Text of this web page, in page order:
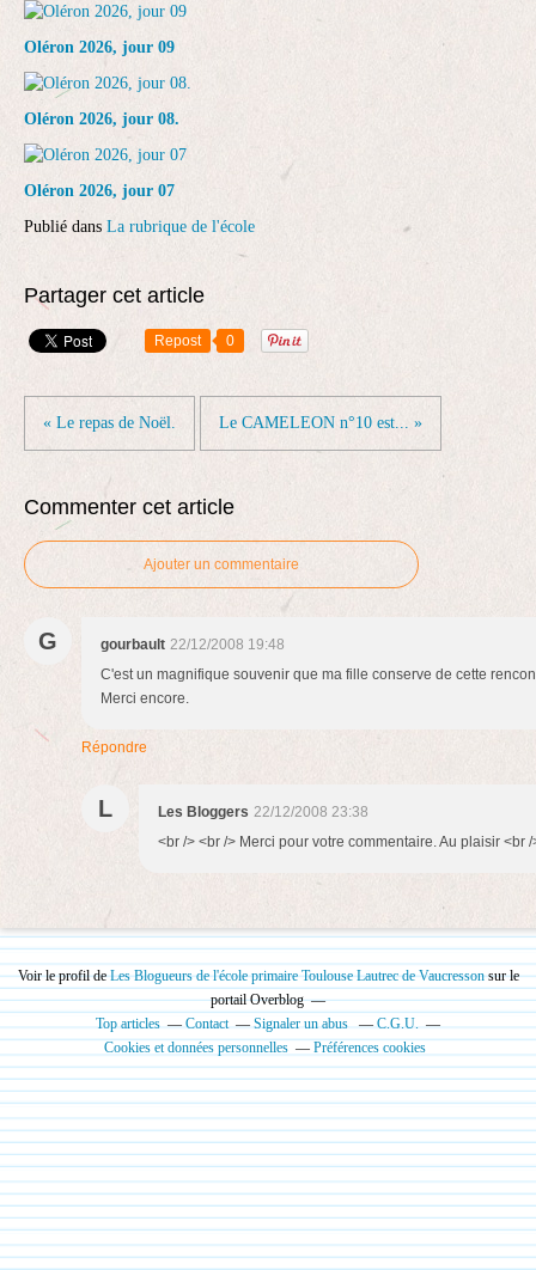
Oléron 2026, jour 09
Oléron 2026, jour 08.
Oléron 2026, jour 07
Publié dans La rubrique de l'école
Partager cet article
Repost 0
« Le repas de Noël. Le CAMELEON n°10 est... »
Commenter cet article
Ajouter un commentaire
G gourbault 22/12/2008 19:48
C'est un magnifique souvenir que ma fille conserve de cette
Merci encore.
Répondre
L Les Bloggers 22/12/2008 23:38
<br /> <br /> Merci pour votre commentaire. Au plaisir <br /
Voir le profil deLes Blogueurs de l'école primaire Toulouse Lautrec de Vaucressonsur le
portail Overblog
Top articles
Contact Signaler un abus
C.G.U.
Cookies et données personnelles
Préférences cookies